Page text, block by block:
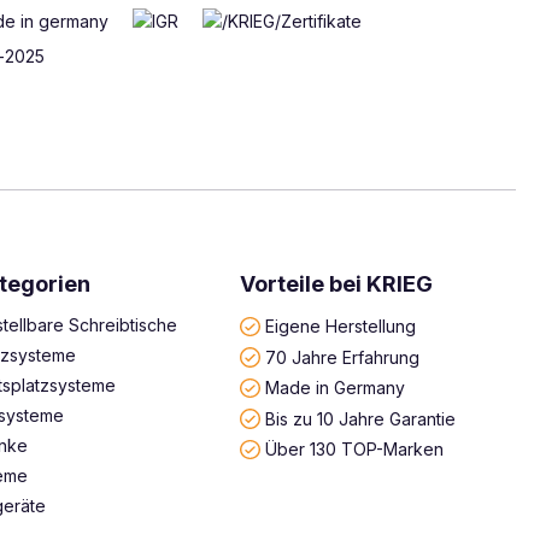
Schreibtische
Vorteile bei KRIEG
Eigene Herstellung
70 Jahre Erfahrung
Made in Germany
Bis zu 10 Jahre Garantie
Über 130 TOP-Marken